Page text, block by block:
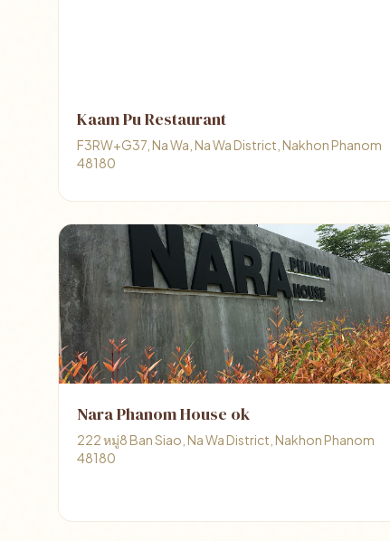
Kaam Pu Restaurant
F3RW+G37, Na Wa, Na Wa District, Nakhon Phanom
48180
Nara Phanom House ok
222 หมู่8 Ban Siao, Na Wa District, Nakhon Phanom
48180